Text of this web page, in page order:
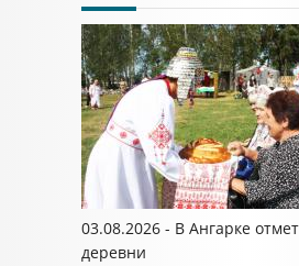
03.08.2026 - В Ангарке
деревни